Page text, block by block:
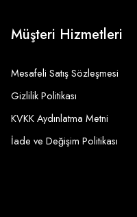
Müşteri Hizmetleri
Mesafeli Satış Sözleşmesi
Gizlilik Politikası
KVKK Aydınlatma Metni
İade ve Değişim Politikası